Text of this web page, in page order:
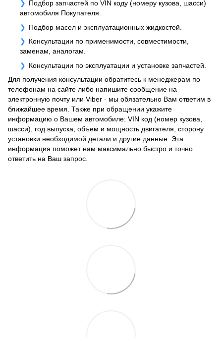
Подбор запчастей по VIN коду (номеру кузова, шасси)
автомобиля Покупателя.
Подбор масел и эксплуатационных жидкостей.
Консультации по применимости, совместимости,
заменам, аналогам.
Консультации по эксплуатации и установке запчастей.
Для получения консультации обратитесь к менеджерам по
телефонам на сайте либо напишите сообщение на
электронную почту или Viber - мы обязательно Вам ответим в
ближайшее время. Также при обращении укажите
информацию о Вашем автомобиле: VIN код (номер кузова,
шасси), год выпуска, объем и мощность двигателя, сторону
установки необходимой детали и другие данные. Эта
информация поможет нам максимально быстро и точно
ответить на Ваш запрос.